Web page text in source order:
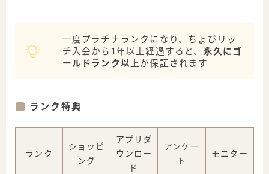
一度プラチナランクになり、ちょびリッ
チ入会から1年以上経過すると、 永久にゴ
ールドランク以上 が保証されます
ランク特典
ランク
ショッピ
ング
アプリダ
ウンロー
ド
アンケー
ト
モニター